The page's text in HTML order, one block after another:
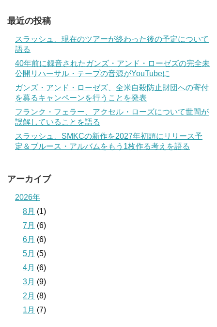
最近の投稿
スラッシュ、現在のツアーが終わった後の予定について
語る
40年前に録音されたガンズ・アンド・ローゼズの完全未
公開リハーサル・テープの音源がYouTubeに
ガンズ・アンド・ローゼズ、全米自殺防止財団への寄付
を募るキャンペーンを行うことを発表
フランク・フェラー、アクセル・ローズについて世間が
誤解していることを語る
スラッシュ、SMKCの新作を2027年初頭にリリース予
定＆ブルース・アルバムをもう1枚作る考えを語る
アーカイブ
2026年
8月 (1)
7月 (6)
6月 (6)
5月 (5)
4月 (6)
3月 (9)
2月 (8)
1月 (7)